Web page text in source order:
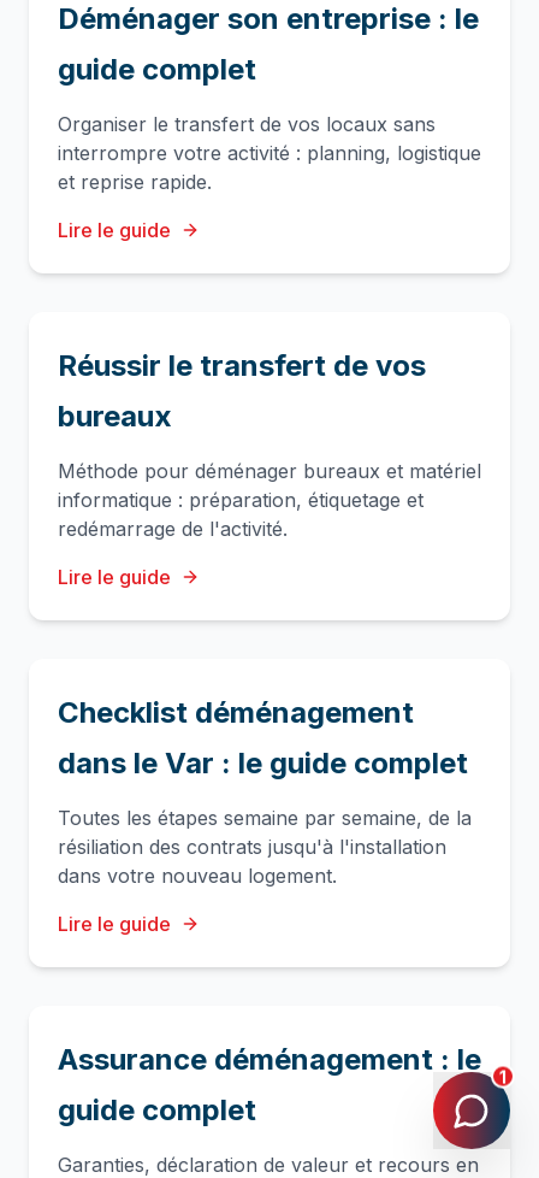
Déménager son entreprise : le
guide complet
Organiser le transfert de vos locaux sans
interrompre votre activité : planning, logistique
et reprise rapide.
Lire le guide
Réussir le transfert de vos
bureaux
Méthode pour déménager bureaux et matériel
informatique : préparation, étiquetage et
redémarrage de l'activité.
Lire le guide
Checklist déménagement
dans le Var : le guide complet
Toutes les étapes semaine par semaine, de la
résiliation des contrats jusqu'à l'installation
dans votre nouveau logement.
Lire le guide
Assurance déménagement : le
guide complet
Garanties, déclaration de valeur et recours en
1